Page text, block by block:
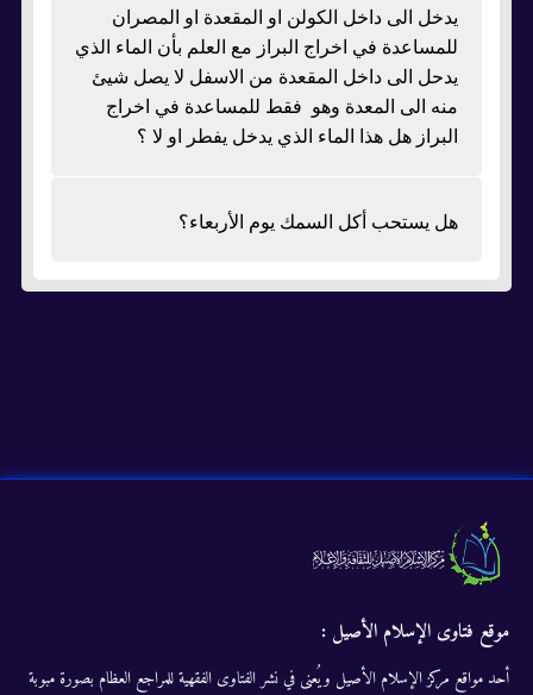
يدخل الى داخل الكولن او المقعدة او المصران
للمساعدة في اخراج البراز مع العلم بأن الماء الذي
يدحل الى داخل المقعدة من الاسفل لا يصل شيئ
منه الى المعدة وهو فقط للمساعدة في اخراج
البراز هل هذا الماء الذي يدخل يفطر او لا ؟
هل يستحب أكل السمك يوم الأربعاء؟
موقع فتاوى الإسلام الأصيل :
أحد مواقع مركز الإسلام الأصيل ويُعنى في نشر الفتاوى الفقهية للمراجع العظام بصورة مبوبة